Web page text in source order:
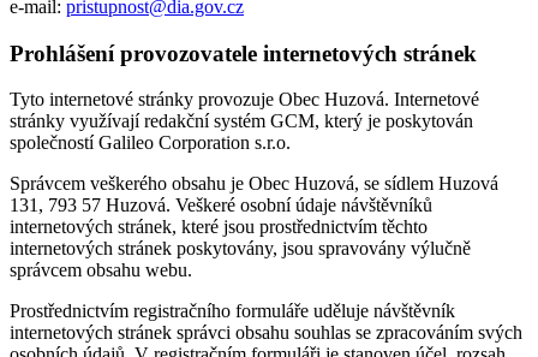
e-mail: pristupnost@dia.gov.cz
Prohlášení provozovatele internetových stránek
Tyto internetové stránky provozuje Obec Huzová. Internetové
stránky využívají redakční systém GCM, který je poskytován
společností Galileo Corporation s.r.o.
Správcem veškerého obsahu je Obec Huzová, se sídlem Huzová
131, 793 57 Huzová. Veškeré osobní údaje návštěvníků
internetových stránek, které jsou prostřednictvím těchto
internetových stránek poskytovány, jsou spravovány výlučně
správcem obsahu webu.
Prostřednictvím registračního formuláře uděluje návštěvník
internetových stránek správci obsahu souhlas se zpracováním svých